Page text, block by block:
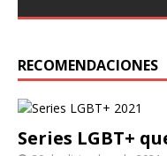
RECOMENDACIONES
Series LGBT+